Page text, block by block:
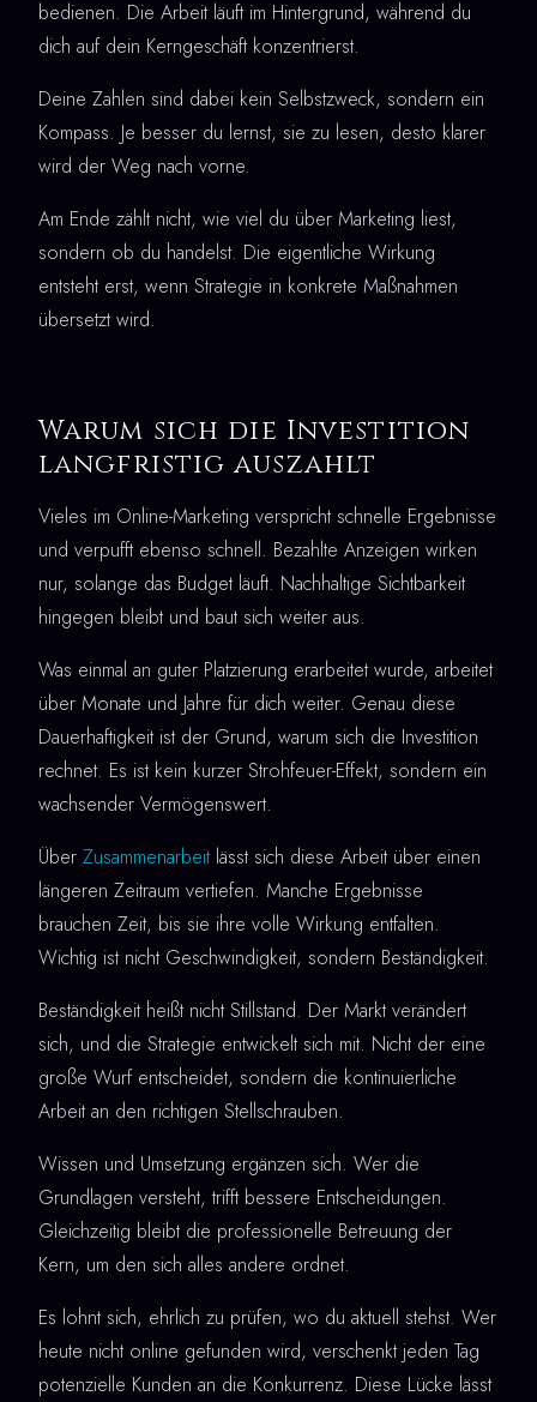
bedienen. Die Arbeit läuft im Hintergrund, während du
dich auf dein Kerngeschäft konzentrierst.
Deine Zahlen sind dabei kein Selbstzweck, sondern ein
Kompass. Je besser du lernst, sie zu lesen, desto klarer
wird der Weg nach vorne.
Am Ende zählt nicht, wie viel du über Marketing liest,
sondern ob du handelst. Die eigentliche Wirkung
entsteht erst, wenn Strategie in konkrete Maßnahmen
übersetzt wird.
Warum sich die Investition
langfristig auszahlt
Vieles im Online-Marketing verspricht schnelle Ergebnisse
und verpufft ebenso schnell. Bezahlte Anzeigen wirken
nur, solange das Budget läuft. Nachhaltige Sichtbarkeit
hingegen bleibt und baut sich weiter aus.
Was einmal an guter Platzierung erarbeitet wurde, arbeitet
über Monate und Jahre für dich weiter. Genau diese
Dauerhaftigkeit ist der Grund, warum sich die Investition
rechnet. Es ist kein kurzer Strohfeuer-Effekt, sondern ein
wachsender Vermögenswert.
Über Zusammenarbeit lässt sich diese Arbeit über einen
längeren Zeitraum vertiefen. Manche Ergebnisse
brauchen Zeit, bis sie ihre volle Wirkung entfalten.
Wichtig ist nicht Geschwindigkeit, sondern Beständigkeit.
Beständigkeit heißt nicht Stillstand. Der Markt verändert
sich, und die Strategie entwickelt sich mit. Nicht der eine
große Wurf entscheidet, sondern die kontinuierliche
Arbeit an den richtigen Stellschrauben.
Wissen und Umsetzung ergänzen sich. Wer die
Grundlagen versteht, trifft bessere Entscheidungen.
Gleichzeitig bleibt die professionelle Betreuung der
Kern, um den sich alles andere ordnet.
Es lohnt sich, ehrlich zu prüfen, wo du aktuell stehst. Wer
heute nicht online gefunden wird, verschenkt jeden Tag
potenzielle Kunden an die Konkurrenz. Diese Lücke lässt